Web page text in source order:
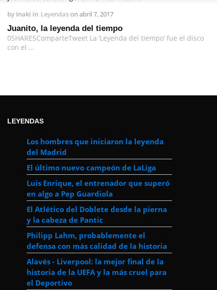
by Inaki in Leyendason abril 7, 2017
Juanito, la leyenda del tiempo
0SHARESComparteTweet La ‘Leyenda del tiempo’ fue el disco
con el …
LEYENDAS
Los hombres que iniciaron la leyenda
del Madrid
El último nuevo campeón de LaLiga
Luis Enrique, el entrenador que superó
en algo a Pep Guardiola
El Atlético del Doblete desde la pierna
y la cabeza de Pantic
Philipp Lahm, probablemente el
defensa con más calidad de la historia
Alavés - Liverpool: la mejor final de la
historia de la UEFA y la más cruel para
el Deportivo